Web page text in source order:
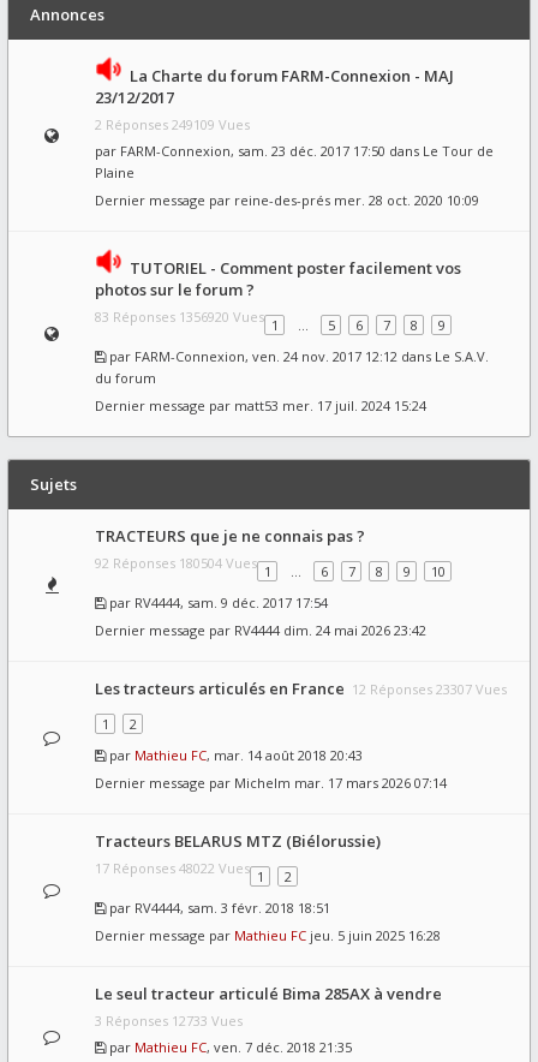
Annonces
La Charte du forum FARM-Connexion - MAJ
23/12/2017
2 Réponses 249109 Vues
par FARM-Connexion, sam. 23 déc. 2017 17:50 dans Le Tour de
Plaine
Dernier message par reine-des-prés mer. 28 oct. 2020 10:09
TUTORIEL - Comment poster facilement vos
photos sur le forum ?
83 Réponses 1356920 Vues 1 … 5 6 7 8
9
par FARM-Connexion, ven. 24 nov. 2017 12:12 dans Le S.A.V.
du forum
Dernier message par matt53 mer. 17 juil. 2024 15:24
Sujets
TRACTEURS que je ne connais pas ?
92 Réponses 180504 Vues 1 … 6 7 8 9
10
par RV4444, sam. 9 déc. 2017 17:54
Dernier message par RV4444 dim. 24 mai 2026 23:42
Les tracteurs articulés en France 12 Réponses 23307 Vues
1
2
par Mathieu FC, mar. 14 août 2018 20:43
Dernier message par Michelm mar. 17 mars 2026 07:14
Tracteurs BELARUS MTZ (Biélorussie)
17 Réponses 48022 Vues 1
2
par RV4444, sam. 3 févr. 2018 18:51
Dernier message par Mathieu FC jeu. 5 juin 2025 16:28
Le seul tracteur articulé Bima 285AX à vendre
3 Réponses 12733 Vues
par Mathieu FC, ven. 7 déc. 2018 21:35